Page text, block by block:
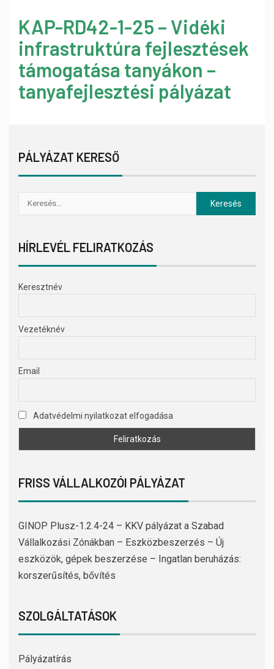
KAP-RD42-1-25 – Vidéki
infrastruktúra fejlesztések
támogatása tanyákon –
tanyafejlesztési pályázat
PÁLYÁZAT KERESŐ
HÍRLEVÉL FELIRATKOZÁS
Keresztnév
Vezetéknév
Email
Adatvédelmi nyilatkozat elfogadása
FRISS VÁLLALKOZÓI PÁLYÁZAT
GINOP Plusz-1.2.4-24 – KKV pályázat a Szabad
Vállalkozási Zónákban – Eszközbeszerzés – Új
eszközök, gépek beszerzése – Ingatlan beruházás:
korszerűsítés, bővítés
SZOLGÁLTATÁSOK
Pályázatírás